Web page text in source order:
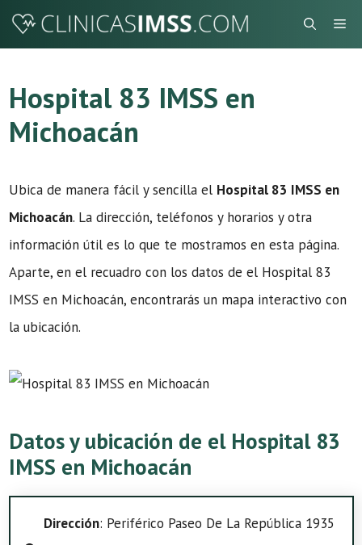
Saltar
Hospital 83 IMSS en
Michoacán
Ubica de manera fácil y sencilla el Hospital 83 IMSS en
Michoacán. La dirección, teléfonos y horarios y otra
información útil es lo que te mostramos en esta página.
Aparte, en el recuadro con los datos de el Hospital 83
IMSS en Michoacán, encontrarás un mapa interactivo con
la ubicación.
Datos y ubicación de el Hospital 83
IMSS en Michoacán
Dirección: Periférico Paseo De La República 1935